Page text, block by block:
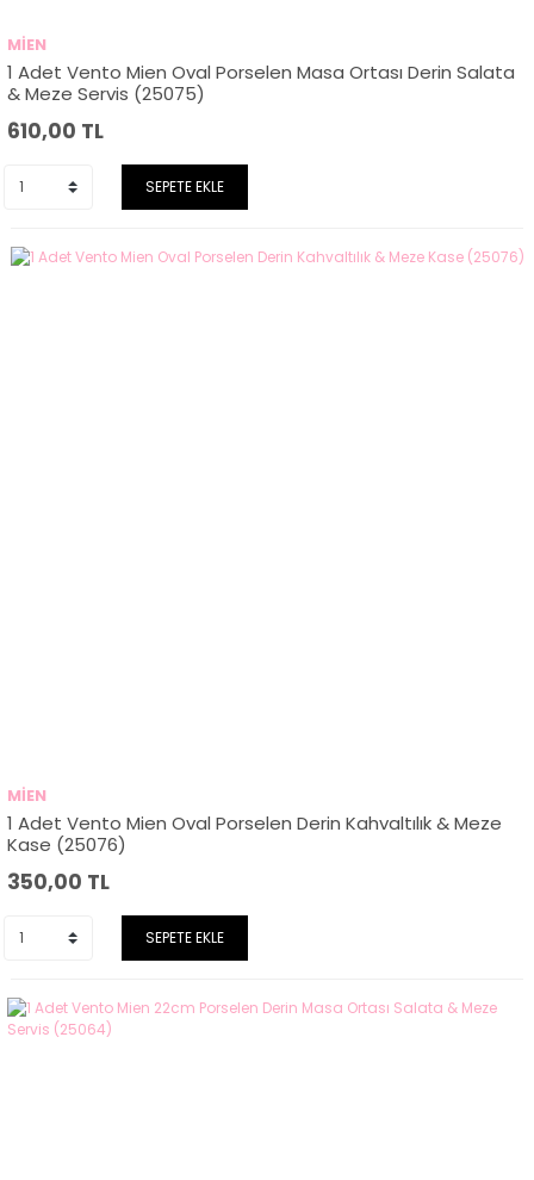
MİEN
1 Adet Vento Mien Oval Porselen Masa Ortası Derin Salata
& Meze Servis (25075)
610,00 TL
SEPETE EKLE
MİEN
1 Adet Vento Mien Oval Porselen Derin Kahvaltılık & Meze
Kase (25076)
350,00 TL
SEPETE EKLE